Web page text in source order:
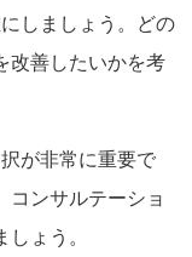
しましょう。どの
改善したいかを考
が非常に重要で
コンサルテーショ
ょう。